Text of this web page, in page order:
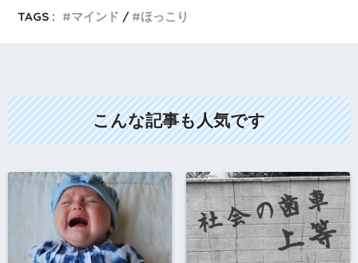
TAGS :
マインド ほっこり
こんな記事も人気です